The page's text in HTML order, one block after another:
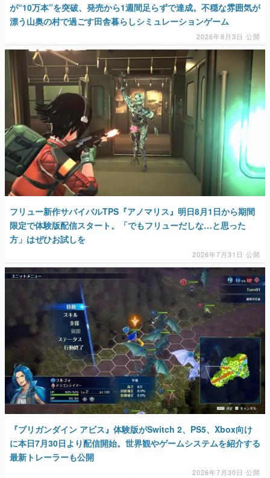
が“10万本”を突破、発売から1週間足らずで達成。不穏な雰囲気が
漂う山奥の村で過ごす田舎暮らしシミュレーションゲーム
2026年8月3日 公開
フリュー新作サバイバルTPS『アノマリス』明日8月1日から期間
限定で体験版配信スタート。「でもフリューだしな…と思った
方」はぜひお試しを
2026年7月31日 公開
『ブリガンダイン アビス』体験版がSwitch 2、PS5、Xbox向け
に本日7月30日より配信開始。世界観やゲームシステムを紹介する
最新トレーラーも公開
2026年7月30日 公開